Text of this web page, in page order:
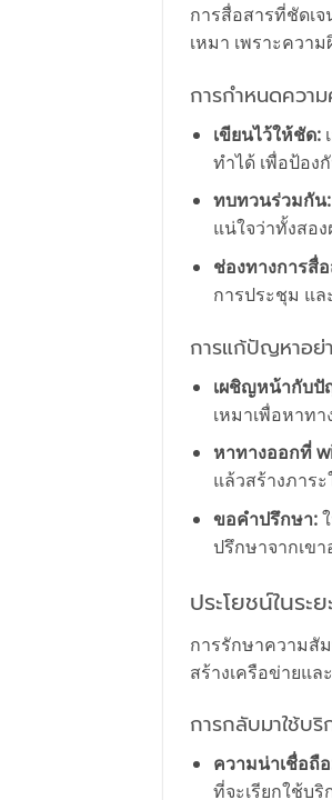
การสื่อสารที่ชัดเ
เหมา เพราะควา
การกำหนดควา
เขียนไว้ให้ชัด:
ทำได้ เพื่อป้อง
ทบทวนร่วมกัน:
แน่ใจว่าทั้งสอ
ช่องทางการสื่
การประชุม แ
การแก้ปัญหาอย่
เผชิญหน้ากับปั
เหมาเพื่อหาท
หาทางออกที่
แล้วสร้างภาระ
ขอคำปรึกษา:
ปรึกษาจากเข
ประโยชน์ในระ
การรักษาความสั
สร้างเครือข่ายแ
การกลับมาใช้บริ
ความน่าเชื่อถื
ที่จะเรียกใช้บริ